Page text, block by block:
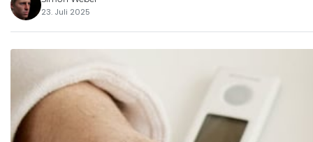
23. Juli 2025